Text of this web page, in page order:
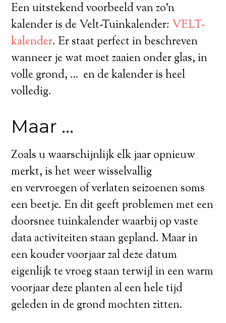
Een uitstekend voorbeeld van zo’n
kalender is de Velt-Tuinkalender:VELT-
kalender. Er staat perfect in beschreven
wanneer je wat moet zaaien onder glas, in
volle grond, … en de kalender is heel
volledig.
Maar …
Zoals u waarschijnlijk elk jaar opnieuw
merkt, is het weer wisselvallig
en vervroegen of verlaten seizoenen soms
een beetje. En dit geeft problemen met een
doorsnee tuinkalender waarbij op vaste
data activiteiten staan gepland. Maar in
een kouder voorjaar zal deze datum
eigenlijk te vroeg staan terwijl in een warm
voorjaar deze planten al een hele tijd
geleden in de grond mochten zitten.